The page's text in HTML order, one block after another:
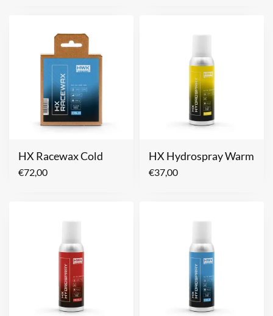
HX Racewax Cold
€72,00
HX Hydrospray Warm
€37,00